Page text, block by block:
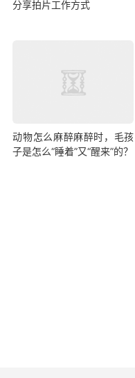
分享拍片工作方式
动物怎么麻醉麻醉时，毛孩
子是怎么“睡着”又“醒来”的？